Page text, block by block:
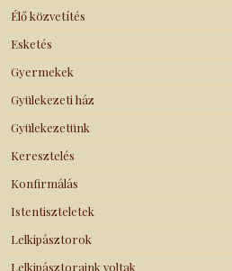
Élő közvetítés
Esketés
Gyermekek
Gyülekezeti ház
Gyülekezetünk
Keresztelés
Konfirmálás
Istentiszteletek
Lelkipásztorok
Lelkipásztoraink voltak